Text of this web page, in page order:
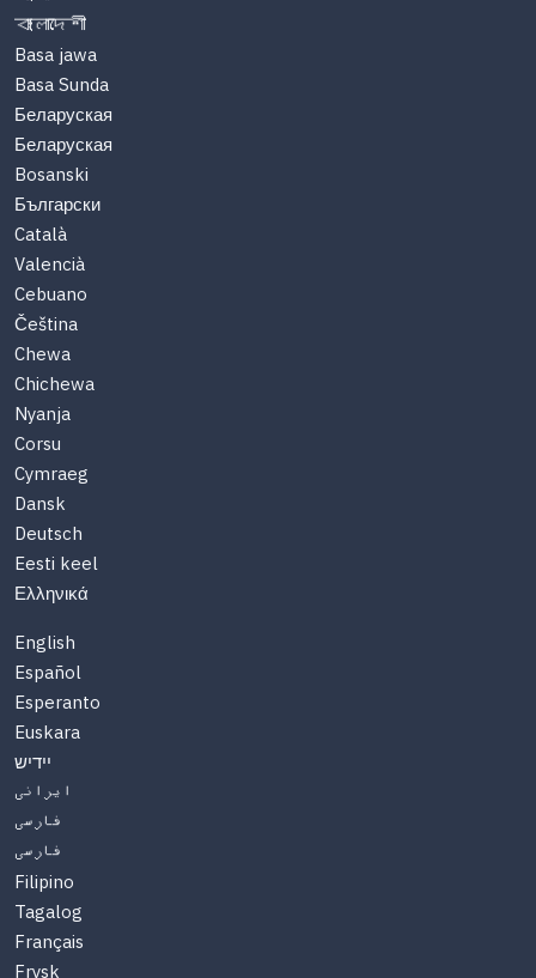
বাংলাদেশী
Basa jawa
Basa Sunda
Беларуская
Беларуская
Bosanski
Български
Català
Valencià
Cebuano
Čeština
Chewa
Chichewa
Nyanja
Corsu
Cymraeg
Dansk
Deutsch
Eesti keel
Ελληνικά
English
Español
Esperanto
Euskara
יידיש
ایرانی
فارسی
فارسی
Filipino
Tagalog
Français